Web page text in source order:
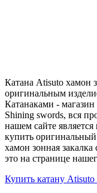
Катана Atisuto хамон
оригинальным
Катанаками -
Shining swords, вся
нашем сайте
купить
хамон зонная закалка
это на странице
Купить катану Atisuto